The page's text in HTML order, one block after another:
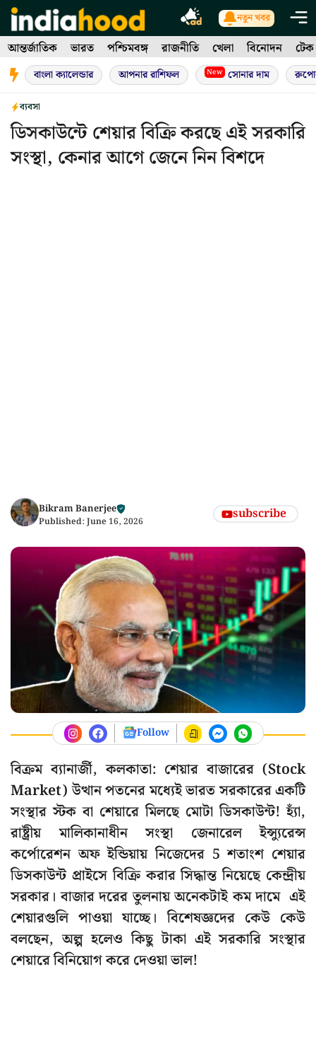
Skip
to
content
নতুন খবর
আন্তর্জাতিক ভারত পশ্চিমবঙ্গ রাজনীতি খেলা বিনোদন টেক
বাংলা ক্যালেন্ডার আপনার রাশিফল New সোনার দাম
ব্যবসা
ডিসকাউন্টে শেয়ার বিক্রি করছে এই সরকারি
সংস্থা, কেনার আগে জেনে নিন বিশদে
Bikram Banerjee
Published: June 16, 2026 subscribe
Follow
বিক্রম ব্যানার্জী, কলকাতা: শেয়ার বাজারের (Stock
Market) উত্থান পতনের মধ্যেই ভারত সরকারের একটি
সংস্থার স্টক বা শেয়ারে মিলছে মোটা ডিসকাউন্ট! হ্যাঁ,
রাষ্ট্রীয় মালিকানাধীন সংস্থা জেনারেল ইন্স্যুরেন্স
কর্পোরেশন অফ ইন্ডিয়ায় নিজেদের 5 শতাংশ শেয়ার
ডিসকাউন্ট প্রাইসে বিক্রি করার সিদ্ধান্ত নিয়েছে কেন্দ্রীয়
সরকার। বাজার দরের তুলনায় অনেকটাই কম দামে এই
শেয়ারগুলি পাওয়া যাচ্ছে। বিশেষজ্ঞদের কেউ কেউ
বলছেন, অল্প হলেও কিছু টাকা এই সরকারি সংস্থার
শেয়ারে বিনিয়োগ করে দেওয়া ভাল!